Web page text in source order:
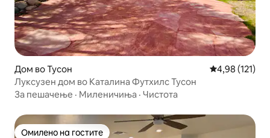
Дом во Тусон Просечна
4,98 (121)
Луксузен дом во Каталина Футхилс Тусон
За пешачење · Миленичиња · Чистота
Омилено на гостите